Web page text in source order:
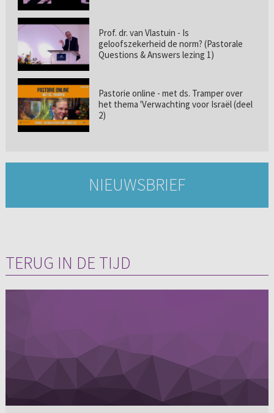
Prof. dr. van Vlastuin - Is
geloofszekerheid de norm? (Pastorale
Questions & Answers lezing 1)
Pastorie online - met ds. Tramper over
het thema 'Verwachting voor Israël (deel
2)
NIEUWSBRIEF
TERUG IN DE TIJD